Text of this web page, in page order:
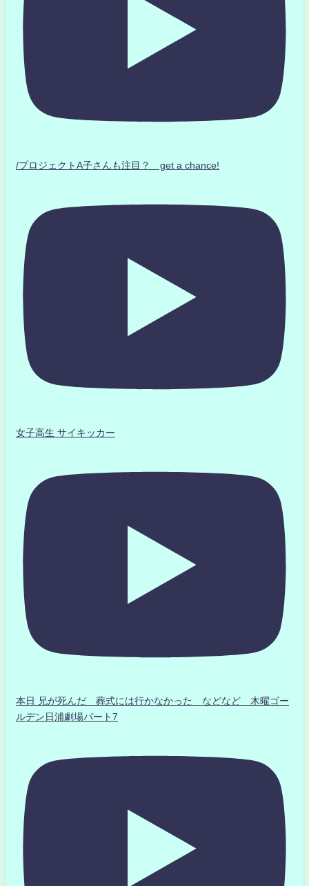
/プロジェクトA子さんも注目？ get a chance!
女子高生 サイキッカー
本日 兄が死んだ 葬式には行かなかった などなど 木曜ゴー
ルデン日浦劇場パート7